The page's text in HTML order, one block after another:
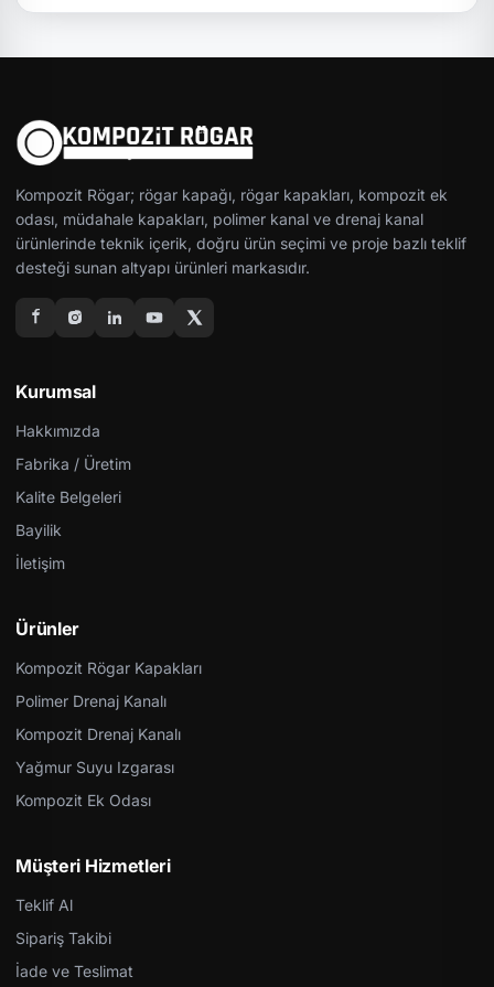
Kompozit Rögar; rögar kapağı, rögar kapakları, kompozit ek
odası, müdahale kapakları, polimer kanal ve drenaj kanal
ürünlerinde teknik içerik, doğru ürün seçimi ve proje bazlı teklif
desteği sunan altyapı ürünleri markasıdır.
Kurumsal
Hakkımızda
Fabrika / Üretim
Kalite Belgeleri
Bayilik
İletişim
Ürünler
Kompozit Rögar Kapakları
Polimer Drenaj Kanalı
Kompozit Drenaj Kanalı
Yağmur Suyu Izgarası
Kompozit Ek Odası
Müşteri Hizmetleri
Teklif Al
Sipariş Takibi
İade ve Teslimat